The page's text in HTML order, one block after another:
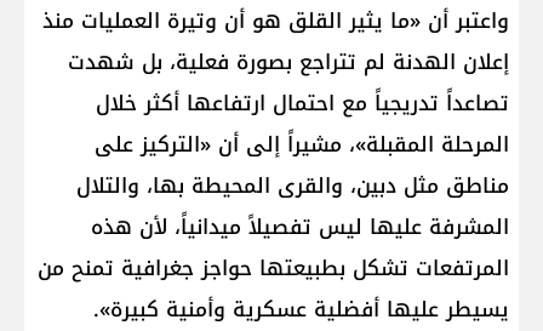
واعتبر أن «ما يثير القلق هو أن وتيرة العمليات منذ
إعلان الهدنة لم تتراجع بصورة فعلية، بل شهدت
تصاعداً تدريجياً مع احتمال ارتفاعها أكثر خلال
المرحلة المقبلة»، مشيراً إلى أن «التركيز على
مناطق مثل دبين، والقرى المحيطة بها، والتلال
المشرفة عليها ليس تفصيلاً ميدانياً، لأن هذه
المرتفعات تشكل بطبيعتها حواجز جغرافية تمنح من
يسيطر عليها أفضلية عسكرية وأمنية كبيرة».